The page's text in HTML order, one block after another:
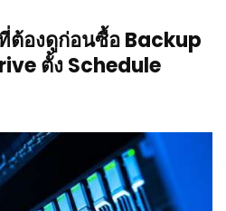
องดูก่อนซื้อ Backup
ตั้ง Schedule